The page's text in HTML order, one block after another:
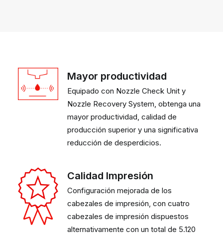
Mayor productividad
Equipado con Nozzle Check Unit y
Nozzle Recovery System, obtenga una
mayor productividad, calidad de
producción superior y una significativa
reducción de desperdicios.
Calidad Impresión
Configuración mejorada de los
cabezales de impresión, con cuatro
cabezales de impresión dispuestos
alternativamente con un total de 5.120